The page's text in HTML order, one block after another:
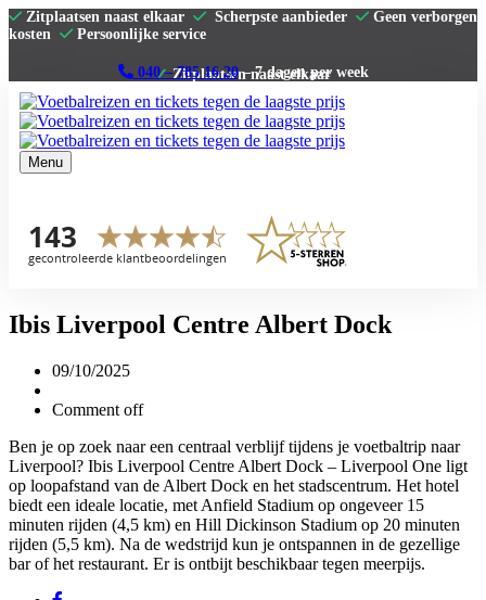
Zitplaatsen naast elkaar Scherpste aanbieder
Geen verborgen
kosten
Persoonlijke service
040 – 785 16 20– 7 dagen per week
Menu
La Liga
Serie A
Contact
Ibis Liverpool Centre Albert Dock
09/10/2025
Comment off
Ben je op zoek naar een centraal verblijf tijdens je voetbaltrip naar
Liverpool? Ibis Liverpool Centre Albert Dock – Liverpool One ligt
op loopafstand van de Albert Dock en het stadscentrum. Het hotel
biedt een ideale locatie, met Anfield Stadium op ongeveer 15
minuten rijden (4,5 km) en Hill Dickinson Stadium op 20 minuten
rijden (5,5 km). Na de wedstrijd kun je ontspannen in de gezellige
bar of het restaurant. Er is ontbijt beschikbaar tegen meerpijs.